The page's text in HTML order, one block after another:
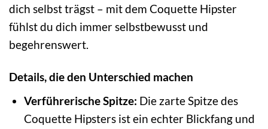
dich selbst trägst – mit dem Coquette Hipster
fühlst du dich immer selbstbewusst und
begehrenswert.
Details, die den Unterschied machen
Verführerische Spitze: Die zarte Spitze des
Coquette Hipsters ist ein echter Blickfang und